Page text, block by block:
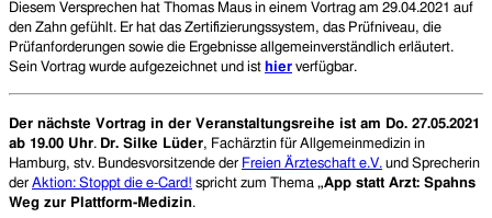
Diesem Versprechen hat Thomas Maus in einem Vortrag am 29.04.2021 auf
den Zahn gefühl t. Er hat das Zertifizierungssystem, das Prüfniveau, die
Prüfanforderungen sowie die Ergebnisse allgemeinverständlich erläutert.
Sein Vortrag wurde aufgezeichnet und ist hier verfügbar.
Der nächste Vortrag in der Veranstaltungsreihe ist am Do. 27.05.2021
ab 19.00 Uhr. Dr. Silke Lüder, Fachärztin für Allgemeinmedizin in
Hamburg, stv. Bundesvorsitzende der Freien Ärzteschaft e.V. und Sprecherin
der Aktion: Stoppt die e-Card! spricht zum Thema „App statt Arzt: Spahns
Weg zur Plattform-Medizin.